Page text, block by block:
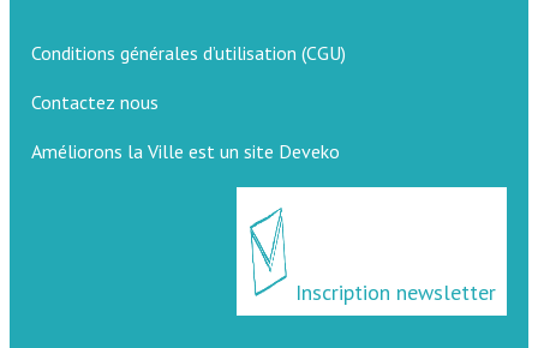
Conditions générales d’utilisation (CGU)
Contactez nous
Améliorons la Ville est un site Deveko
Inscription newsletter